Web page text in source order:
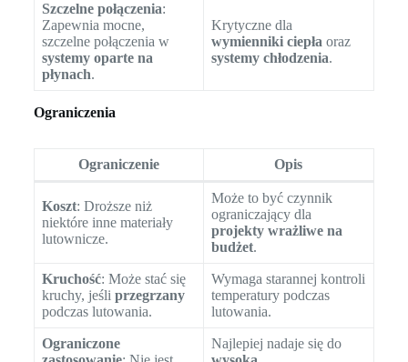
Szczelne połączenia:
Zapewnia mocne,
szczelne połączenia w
systemy oparte na
płynach.
Krytyczne dla
wymienniki ciepłaoraz
systemy chłodzenia.
Ograniczenia
Ograniczenie Opis
Koszt: Droższe niż
niektóre inne materiały
lutownicze.
Może to być czynnik
ograniczający dla
projekty wrażliwe na
budżet.
Kruchość: Może stać się
kruchy, jeśli przegrzany
podczas lutowania.
Wymaga starannej kontroli
temperatury podczas
lutowania.
Ograniczone
Najlepiej nadaje się do